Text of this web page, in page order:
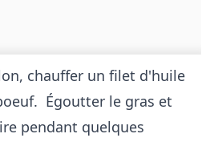
chauffer un filet d'huile
Égoutter le gras et
pendant quelques